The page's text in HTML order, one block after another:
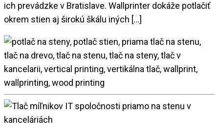
ich prevádzke v Bratislave. Wallprinter dokáže potlačiť
okrem stien aj širokú škálu iných […]